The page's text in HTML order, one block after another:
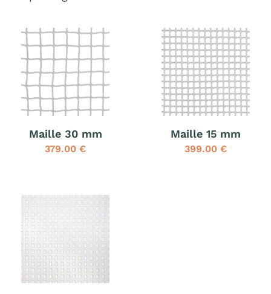
Maille 30 mm
379.00 €
Maille 15 mm
399.00 €